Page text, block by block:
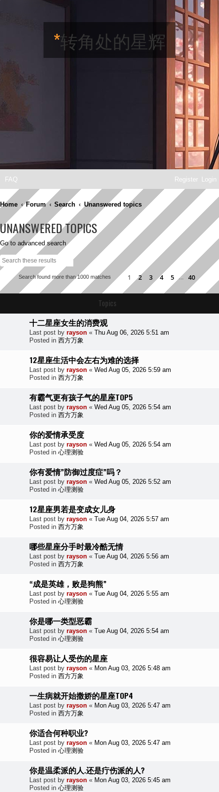
*转角处的星辉
FAQ Login
Register
Home Forum Search Unanswered topics
UNANSWERED TOPICS
Go to advanced search
Search
Advanced search
Search found more than 1000 matches
Page1of 40
1 2 3 4 5 … 40
Next
Topics
十二星座女生的消费观
Last post by rayson « Thu Aug 06, 2026 5:51 am
Posted in 西方万象
12星座生活中会左右为难的选择
Last post by rayson « Wed Aug 05, 2026 5:59 am
Posted in 西方万象
有霸气更有孩子气的星座TOP5
Last post by rayson « Wed Aug 05, 2026 5:54 am
Posted in 西方万象
你的爱情承受度
Last post by rayson « Wed Aug 05, 2026 5:54 am
Posted in 心理测验
你有爱情”防御过度症”吗？
Last post by rayson « Wed Aug 05, 2026 5:52 am
Posted in 心理测验
12星座男若是变成女儿身
Last post by rayson « Tue Aug 04, 2026 5:57 am
Posted in 西方万象
哪些星座分手时最冷酷无情
Last post by rayson « Tue Aug 04, 2026 5:56 am
Posted in 西方万象
“成是英雄，败是狗熊”
Last post by rayson « Tue Aug 04, 2026 5:55 am
Posted in 心理测验
你是哪一类型恶霸
Last post by rayson « Tue Aug 04, 2026 5:54 am
Posted in 心理测验
很容易让人受伤的星座
Last post by rayson « Mon Aug 03, 2026 5:48 am
Posted in 西方万象
一生病就开始撒娇的星座TOP4
Last post by rayson « Mon Aug 03, 2026 5:47 am
Posted in 西方万象
你适合何种职业?
Last post by rayson « Mon Aug 03, 2026 5:47 am
Posted in 心理测验
你是温柔派的人.还是疔伤派的人?
Last post by rayson « Mon Aug 03, 2026 5:45 am
Posted in 心理测验